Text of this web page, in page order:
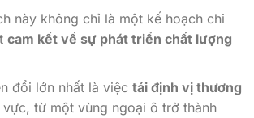
này không chỉ là một kế hoạch chi
cam kết về sự phát triển chất lượng
đổi lớn nhất là việc tái định vị thương
vực, từ một vùng ngoại ô trở thành